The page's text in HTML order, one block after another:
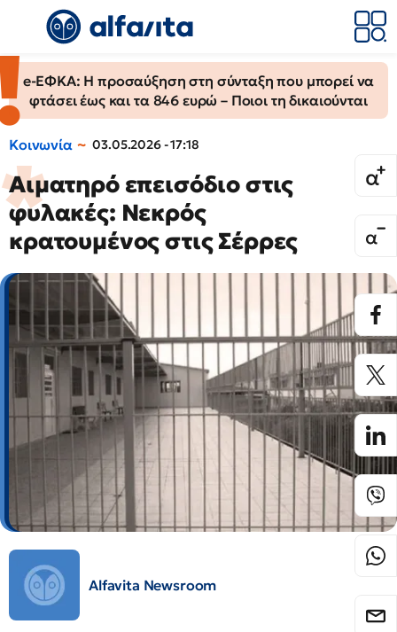
e-ΕΦΚΑ: Η προσαύξηση στη σύνταξη που μπορεί να
φτάσει έως και τα 846 ευρώ – Ποιοι τη δικαιούνται
Κοινωνία 03.05.2026 - 17:18
Αιματηρό επεισόδιο στις
φυλακές: Νεκρός
κρατουμένος στις Σέρρες
Alfavita Newsroom